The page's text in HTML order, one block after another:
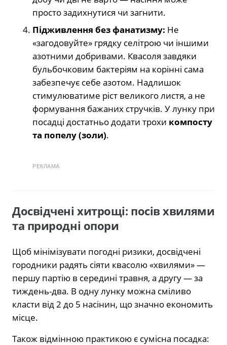
просто задихнутися чи загнити.
Підживлення без фанатизму: Не
«загодовуйте» грядку селітрою чи іншими
азотними добривами. Квасоля завдяки
бульбочковим бактеріям на корінні сама
забезпечує себе азотом. Надлишок
стимулюватиме ріст великого листя, а не
формування бажаних стручків. У лунку при
посадці достатньо додати трохи компосту
та попелу (золи).
РЕКЛАМА
Досвідчені хитрощі: посів хвилями
та природні опори
Щоб мінімізувати погодні ризики, досвідчені
городники радять сіяти квасолю «хвилями» —
першу партію в середині травня, а другу — за
тиждень-два. В одну лунку можна сміливо
класти від 2 до 5 насінин, що значно економить
місце.
Також відмінною практикою є сумісна посадка: